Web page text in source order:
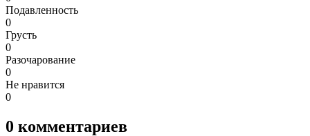
Подавленность
0
Грусть
0
Разочарование
0
Не нравится
0
0 комментариев